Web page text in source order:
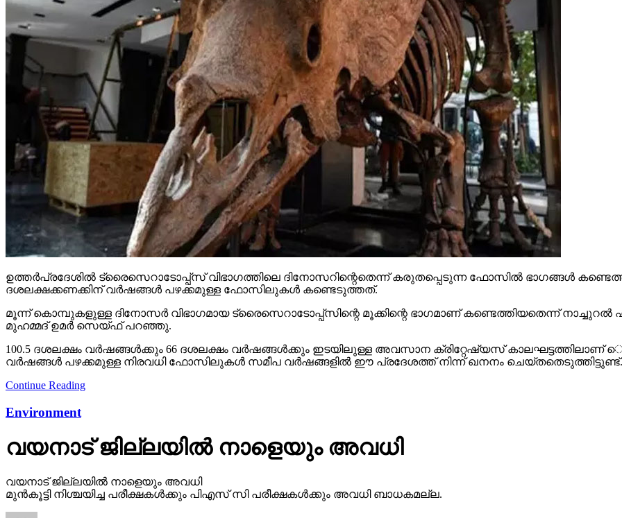
ഉത്തര്‍പ്രദേശില്‍ ട്രൈസെറാടോപ്പ്‌സ് വിഭാഗത്തിലെ ദിനോസറിന്റെതെന്ന് കരുതപ്പെടുന്ന ഫോസില്‍ ഭാഗങ്ങള്‍
ദശലക്ഷക്കണക്കിന് വര്‍ഷങ്ങള്‍ പഴക്കമുള്ള ഫോസിലുകള്‍ കണ്ടെടുത്തത്.
മൂന്ന് കൊമ്പുകളുള്ള ദിനോസര്‍ വിഭാഗമായ ട്രൈസെറാടോപ്പ്‌സിന്റെ മൂക്കിന്റെ ഭാഗമാണ് കണ്ടെത്തിയതെന്ന്
മുഹമ്മദ് ഉമര്‍ സെയ്ഫ് പറഞ്ഞു.
100.5 ദശലക്ഷം വര്‍ഷങ്ങള്‍ക്കും 66 ദശലക്ഷം വര്‍ഷങ്ങള്‍ക്കും ഇടയിലുള്ള അവസാന ക്രിറ്റേഷ്യസ് കാലഘട്ടത്തിലാണ്
വര്‍ഷങ്ങള്‍ പഴക്കമുള്ള നിരവധി ഫോസിലുകള്‍ സമീപ വര്‍ഷങ്ങളില്‍ ഈ പ്രദേശത്ത് നിന്ന് ഖനനം ചെയ്തതെടുത്തിട്ടുണ്ട്.
Continue Reading
Environment
വയനാട് ജില്ലയില്‍ നാളെയും അവധി
വയനാട് ജില്ലയില്‍ നാളെയും അവധി
മുന്‍കൂട്ടി നിശ്ചയിച്ച പരീക്ഷകള്‍ക്കും പിഎസ് സി പരീക്ഷകള്‍ക്കും അവധി ബാധകമല്ല.